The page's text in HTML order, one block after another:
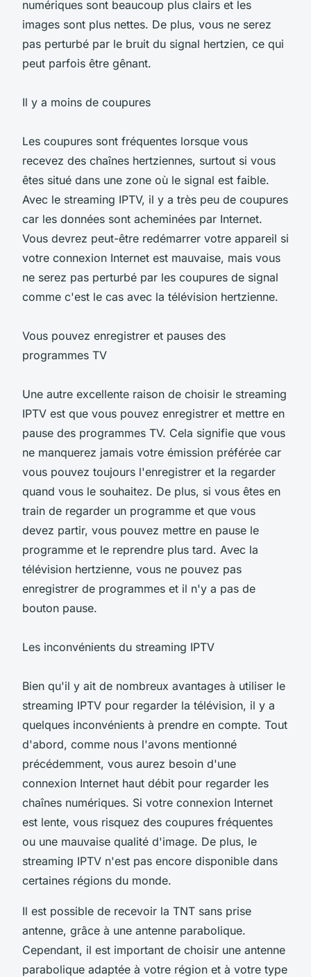
numériques sont beaucoup plus clairs et les
images sont plus nettes. De plus, vous ne serez
pas perturbé par le bruit du signal hertzien, ce qui
peut parfois être gênant.
Il y a moins de coupures
Les coupures sont fréquentes lorsque vous
recevez des chaînes hertziennes, surtout si vous
êtes situé dans une zone où le signal est faible.
Avec le streaming IPTV, il y a très peu de coupures
car les données sont acheminées par Internet.
Vous devrez peut-être redémarrer votre appareil si
votre connexion Internet est mauvaise, mais vous
ne serez pas perturbé par les coupures de signal
comme c'est le cas avec la télévision hertzienne.
Vous pouvez enregistrer et pauses des
programmes TV
Une autre excellente raison de choisir le streaming
IPTV est que vous pouvez enregistrer et mettre en
pause des programmes TV. Cela signifie que vous
ne manquerez jamais votre émission préférée car
vous pouvez toujours l'enregistrer et la regarder
quand vous le souhaitez. De plus, si vous êtes en
train de regarder un programme et que vous
devez partir, vous pouvez mettre en pause le
programme et le reprendre plus tard. Avec la
télévision hertzienne, vous ne pouvez pas
enregistrer de programmes et il n'y a pas de
bouton pause.
Les inconvénients du streaming IPTV
Bien qu'il y ait de nombreux avantages à utiliser le
streaming IPTV pour regarder la télévision, il y a
quelques inconvénients à prendre en compte. Tout
d'abord, comme nous l'avons mentionné
précédemment, vous aurez besoin d'une
connexion Internet haut débit pour regarder les
chaînes numériques. Si votre connexion Internet
est lente, vous risquez des coupures fréquentes
ou une mauvaise qualité d'image. De plus, le
streaming IPTV n'est pas encore disponible dans
certaines régions du monde.
Il est possible de recevoir la TNT sans prise
antenne, grâce à une antenne parabolique.
Cependant, il est important de choisir une antenne
parabolique adaptée à votre région et à votre type